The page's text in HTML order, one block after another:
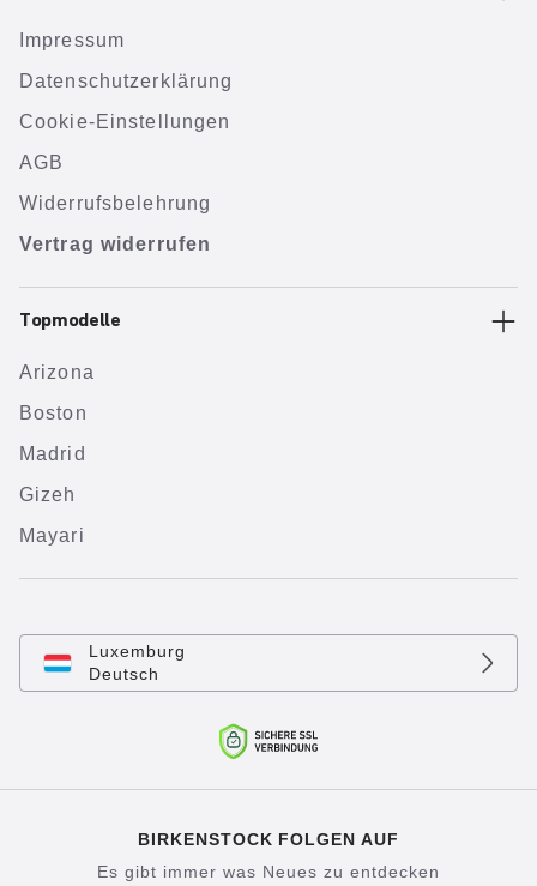
Impressum
Datenschutzerklärung
Cookie-Einstellungen
AGB
Widerrufsbelehrung
Vertrag widerrufen
Topmodelle
Arizona
Boston
Madrid
Gizeh
Mayari
Luxemburg
Deutsch
BIRKENSTOCK FOLGEN AUF
Es gibt immer was Neues zu entdecken